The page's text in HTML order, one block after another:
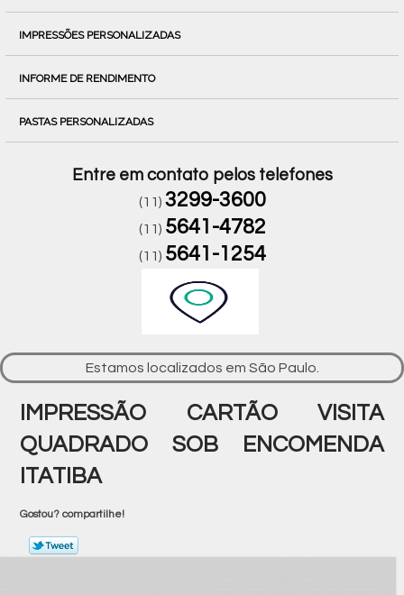
IMPRESSÕES PERSONALIZADAS
INFORME DE RENDIMENTO
PASTAS PERSONALIZADAS
Entre em contato pelos telefones
(11) 3299-3600
(11) 5641-4782
(11) 5641-1254
Estamos localizados em São Paulo.
IMPRESSÃO CARTÃO VISITA
QUADRADO SOB ENCOMENDA
ITATIBA
Gostou? compartilhe!